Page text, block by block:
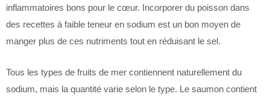
inflammatoires bons pour le cœur. Incorporer du poisson dans
des recettes à faible teneur en sodium est un bon moyen de
manger plus de ces nutriments tout en réduisant le sel.
Tous les types de fruits de mer contiennent naturellement du
sodium, mais la quantité varie selon le type. Le saumon contient